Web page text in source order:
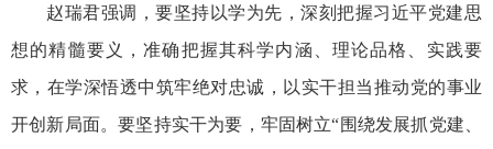
赵瑞君强调，要坚持以学为先，深刻把握习近平党建思
想的精髓要义，准确把握其科学内涵、理论品格、实践要
求，在学深悟透中筑牢绝对忠诚，以实干担当推动党的事业
开创新局面。要坚持实干为要，牢固树立“围绕发展抓党建、